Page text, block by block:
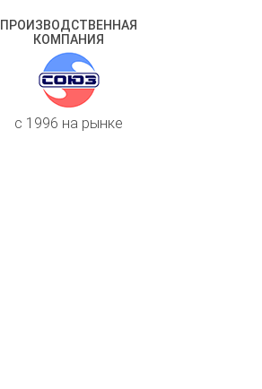
ПРОИЗВОДСТВЕННАЯ
КОМПАНИЯ
c 1996 на рынке